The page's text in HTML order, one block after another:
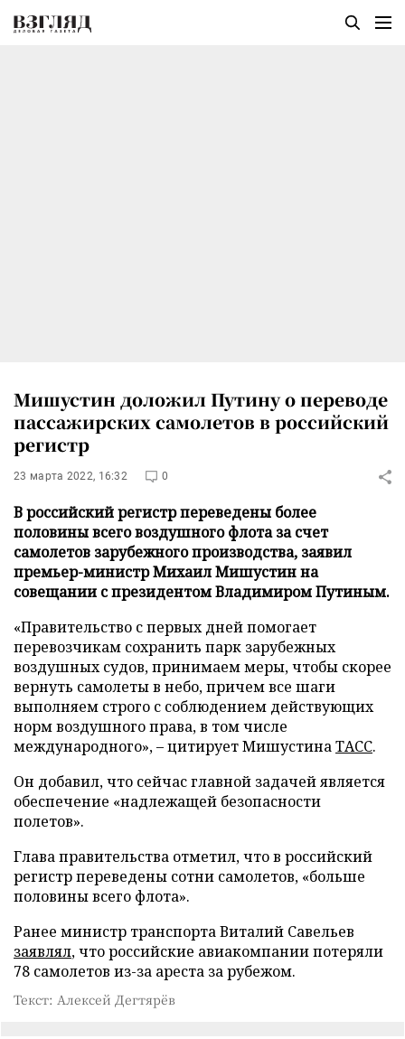
Мишустин доложил Путину о переводе
пассажирских самолетов в российский
регистр
23 марта 2022, 16:32 0
В российский регистр переведены более
половины всего воздушного флота за счет
самолетов зарубежного производства, заявил
премьер-министр Михаил Мишустин на
совещании с президентом Владимиром Путиным.
«Правительство с первых дней помогает
перевозчикам сохранить парк зарубежных
воздушных судов, принимаем меры, чтобы скорее
вернуть самолеты в небо, причем все шаги
выполняем строго с соблюдением действующих
норм воздушного права, в том числе
международного», – цитирует МишустинаТАСС.
Он добавил, что сейчас главной задачей является
обеспечение «надлежащей безопасности
полетов».
Глава правительства отметил, что в российский
регистр переведены сотни самолетов, «больше
половины всего флота».
Ранее министр транспорта Виталий Савельев
заявлял, что российские авиакомпании потеряли
78 самолетов из-за ареста за рубежом.
Текст: Алексей Дегтярёв